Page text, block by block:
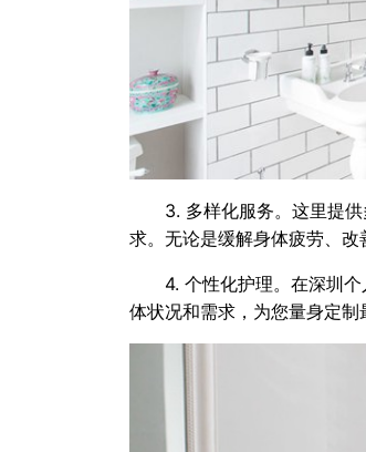
3. 多样化服务。这里提
求。无论是缓解身体疲劳、改
4. 个性化护理。在深圳 个
体状况和需求，为您量身定制